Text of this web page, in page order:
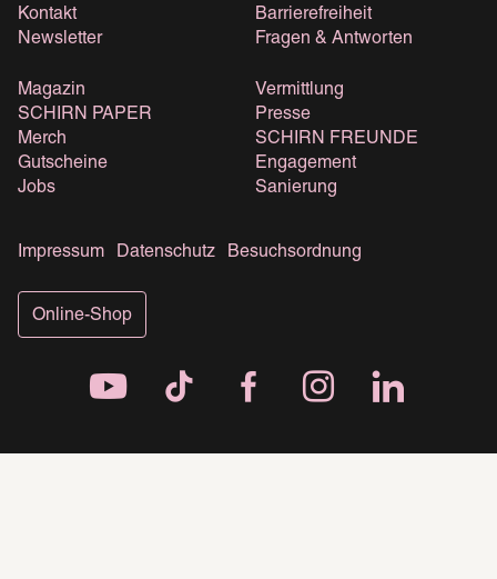
Kontakt
Newsletter
Barrierefreiheit
Fragen & Antworten
Magazin
SCHIRN PAPER
Merch
Gutscheine
Jobs
Vermittlung
Presse
SCHIRN FREUNDE
Engagement
Sanierung
Impressum Datenschutz Besuchsordnung
Online-Shop